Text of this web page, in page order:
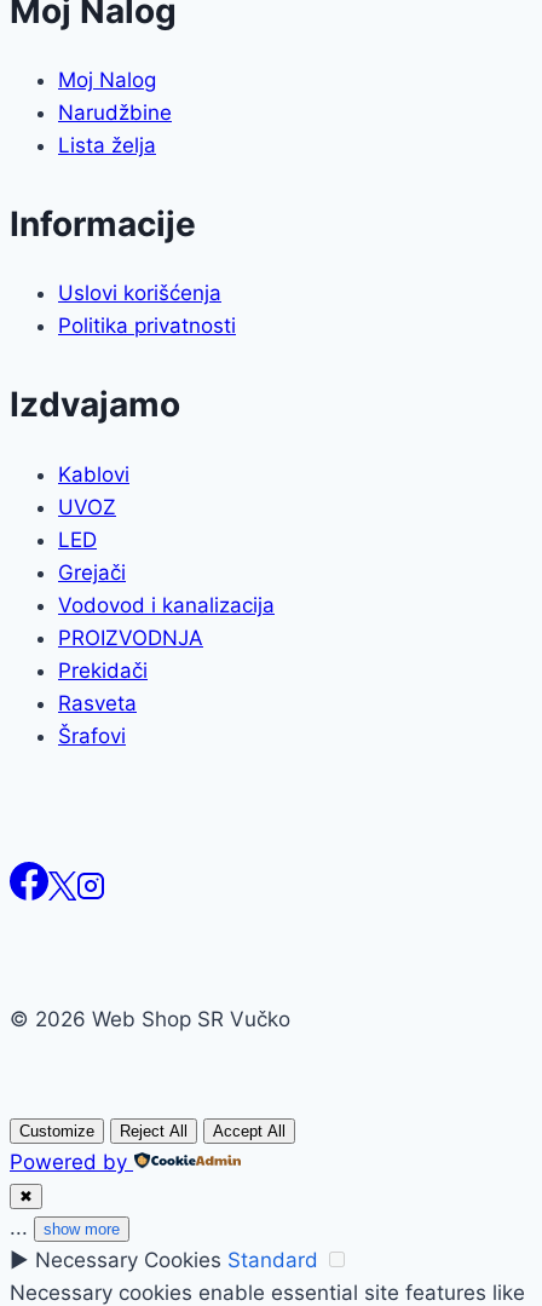
Moj Nalog
Moj Nalog
Narudžbine
Lista želja
Informacije
Uslovi korišćenja
Politika privatnosti
Izdvajamo
Kablovi
UVOZ
LED
Grejači
Vodovod i kanalizacija
PROIZVODNJA
Prekidači
Rasveta
Šrafovi
© 2026 Web Shop SR Vučko
Customize Reject All Accept All
Powered by
✖
... show more
► Necessary Cookies Standard
Necessary cookies enable essential site features like